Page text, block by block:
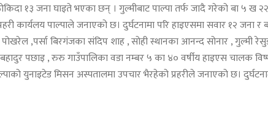
१३ जना घाइते भएका छन् । गुल्मीबाट पाल्पा तर्फ जादै गरेको बा ५ ख
कार्यलय पाल्पाले जनाएको छ। दुर्घटनामा परि हाइएसमा सवार १२
पोखरेल ,पर्सा बिरगंजका संदिप शाह , सोही स्थानका आनन्द सोनार ,
पछाइ , रुरु गाउँपालिका वडा नम्बर ५ का ४० वर्षीय हाइएस चालक
युनाइटेड मिसन अस्पतालमा उपचार भैरहेको प्रहरीले जनाएको छ।